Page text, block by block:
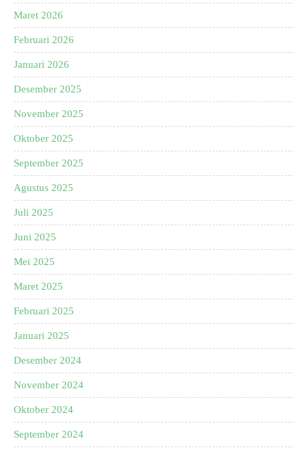
Maret 2026
Februari 2026
Januari 2026
Desember 2025
November 2025
Oktober 2025
September 2025
Agustus 2025
Juli 2025
Juni 2025
Mei 2025
Maret 2025
Februari 2025
Januari 2025
Desember 2024
November 2024
Oktober 2024
September 2024